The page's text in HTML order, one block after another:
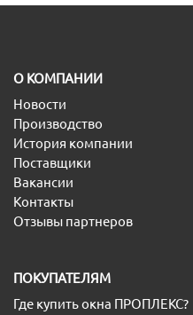
O КОМПАНИИ
Новости
Производство
История компании
Поставщики
Вакансии
Контакты
Отзывы партнеров
ПОКУПАТЕЛЯМ
Где купить окна ПРОПЛЕКС?